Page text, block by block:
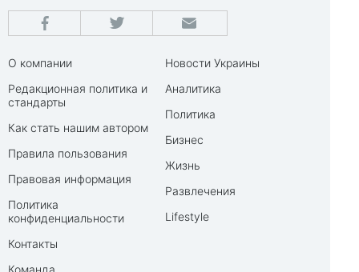
О компании
Редакционная политика и
стандарты
Как стать нашим автором
Правила пользования
Правовая информация
Политика
конфиденциальности
Контакты
Команда
Новости Украины
Аналитика
Политика
Бизнес
Жизнь
Развлечения
Lifestyle